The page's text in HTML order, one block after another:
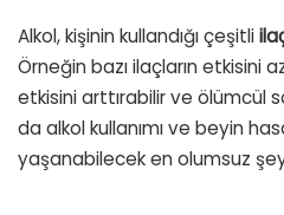
Alkol, kişinin kullandığı çeşitli
Örneğin bazı ilaçların etkisini
etkisini arttırabilir ve ölümcül
da alkol kullanımı ve beyin
yaşanabilecek en olumsuz